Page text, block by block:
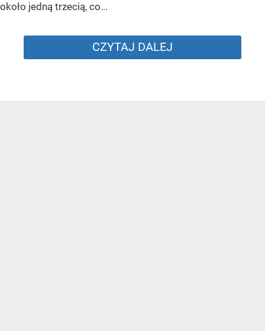
około jedną trzecią, co...
CZYTAJ DALEJ